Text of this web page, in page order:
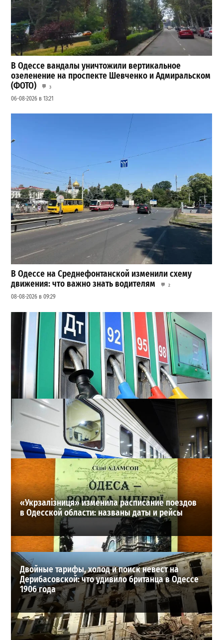
В Одессе вандалы уничтожили вертикальное
озеленение на проспекте Шевченко и Адмиральском
(ФОТО)
3
06-08-2026 в 13:21
В Одессе на Среднефонтанской изменили схему
движения: что важно знать водителям
2
08-08-2026 в 09:29
Неприятный сюрприз для водителей Одессы: на АЗС
снова взлетели цены
2
28-07-2026 в 06:47
ВИБОР РЕДАКЦИИ
«Укрзалізниця» изменила расписание поездов
в Одесской области: названы даты и рейсы
Двойные тарифы, холод и поиск невест на
Дерибасовской: что удивило британца в Одессе
1906 года